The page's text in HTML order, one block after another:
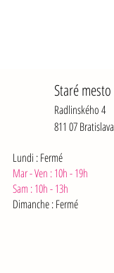
Staré mesto
Radlinského 4
811 07 Bratislava
Lundi : Fermé
Mar - Ven : 10h - 19h
Sam :10h - 13h
Dimanche : Fermé